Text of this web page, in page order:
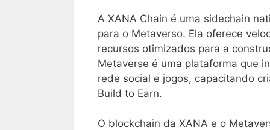
A XANA Chain é uma sidechain
para o Metaverso. Ela oferece
recursos otimizados para a
Metaverse é uma plataforma que
rede social e jogos, capacitando
Build to Earn.
O blockchain da XANA e o